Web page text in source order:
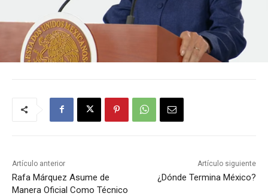
Artículo anterior
Rafa Márquez Asume de
Manera Oficial Como Técnico
Artículo siguiente
¿Dónde Termina México?